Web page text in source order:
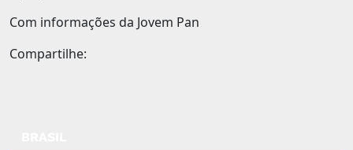
Com informações da Jovem Pan
Compartilhe: